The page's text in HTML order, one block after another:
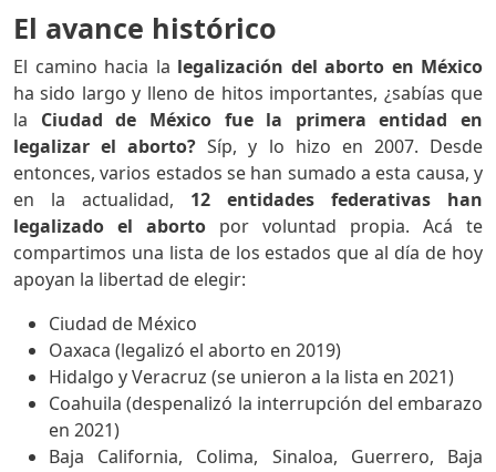
El avance histórico
El camino hacia la legalización del aborto en México
ha sido largo y lleno de hitos importantes, ¿sabías que
la Ciudad de México fue la primera entidad en
legalizar el aborto? Síp, y lo hizo en 2007. Desde
entonces, varios estados se han sumado a esta causa, y
en la actualidad, 12 entidades federativas han
legalizado el aborto por voluntad propia. Acá te
compartimos una lista de los estados que al día de hoy
apoyan la libertad de elegir:
Ciudad de México
Oaxaca (legalizó el aborto en 2019)
Hidalgo y Veracruz (se unieron a la lista en 2021)
Coahuila (despenalizó la interrupción del embarazo
en 2021)
Baja California, Colima, Sinaloa, Guerrero, Baja